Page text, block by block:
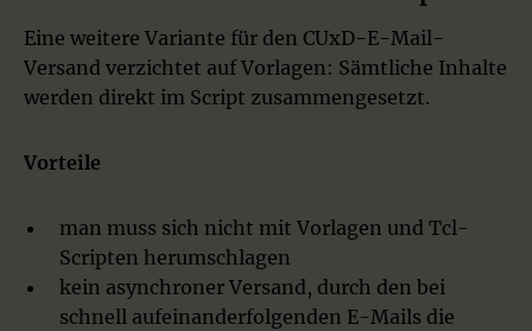
Eine weitere Variante für den CUxD-E-Mail-
Versand verzichtet auf Vorlagen: Sämtliche Inhalte
werden direkt im Script zusammengesetzt.
Vorteile
man muss sich nicht mit Vorlagen und Tcl-
Scripten herumschlagen
kein asynchroner Versand, durch den bei
schnell aufeinanderfolgenden E-Mails die